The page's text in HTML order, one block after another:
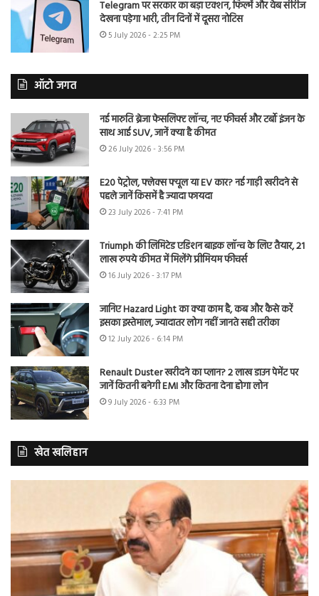
Telegram पर सरकार का बड़ा एक्शन, फिल्में और वेब सीरीज
देखना पड़ेगा भारी, तीन दिनों में दूसरा नोटिस
5 July 2026 - 2:25 PM
ऑटो जगत
नई मारुति ब्रेजा फेसलिफ्ट लॉन्च, नए फीचर्स और टर्बो इंजन के
साथ आई SUV, जानें क्या है कीमत
26 July 2026 - 3:56 PM
E20 पेट्रोल, फ्लेक्स फ्यूल या EV कार? नई गाड़ी खरीदने से
पहले जानें किसमें है ज्यादा फायदा
23 July 2026 - 7:41 PM
Triumph की लिमिटेड एडिशन बाइक लॉन्च के लिए तैयार, 21
लाख रुपये कीमत में मिलेंगे प्रीमियम फीचर्स
16 July 2026 - 3:17 PM
जानिए Hazard Light का क्या काम है, कब और कैसे करें
इसका इस्तेमाल, ज्यादातर लोग नहीं जानते सही तरीका
12 July 2026 - 6:14 PM
Renault Duster खरीदने का प्लान? 2 लाख डाउन पेमेंट पर
जानें कितनी बनेगी EMI और कितना देना होगा लोन
9 July 2026 - 6:33 PM
खेत खलिहान